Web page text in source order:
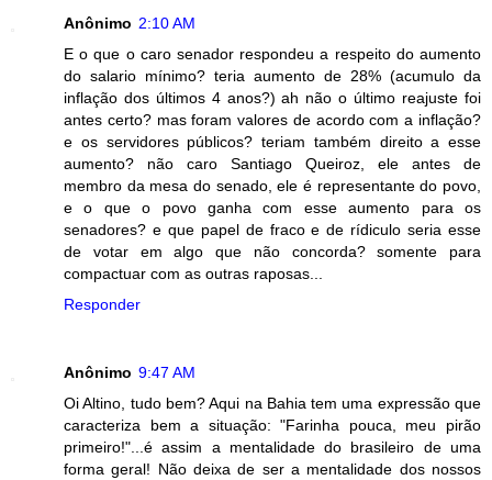
Anônimo 2:10 AM
E o que o caro senador respondeu a respeito do aumento
do salario mínimo? teria aumento de 28% (acumulo da
inflação dos últimos 4 anos?) ah não o último reajuste foi
antes certo? mas foram valores de acordo com a inflação?
e os servidores públicos? teriam também direito a esse
aumento? não caro Santiago Queiroz, ele antes de
membro da mesa do senado, ele é representante do povo,
e o que o povo ganha com esse aumento para os
senadores? e que papel de fraco e de rídiculo seria esse
de votar em algo que não concorda? somente para
compactuar com as outras raposas...
Responder
Anônimo 9:47 AM
Oi Altino, tudo bem? Aqui na Bahia tem uma expressão que
caracteriza bem a situação: "Farinha pouca, meu pirão
primeiro!"...é assim a mentalidade do brasileiro de uma
forma geral! Não deixa de ser a mentalidade dos nossos